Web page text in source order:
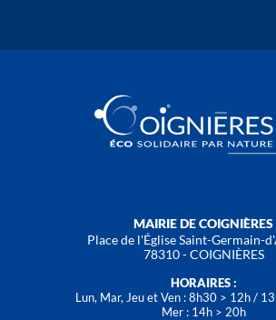
MAIRIE DE COIGNIÈRES
Place de l'Église Saint-Germain-
78310 - COIGNIÈRES
HORAIRES :
Lun, Mar, Jeu et Ven : 8h30 > 12h /
Mer : 14h > 20h